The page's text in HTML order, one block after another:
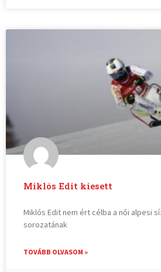
Miklós Edit kiesett
Miklós Edit nem ért célba a női alpesi
sorozatának
TOVÁBB OLVASOM »